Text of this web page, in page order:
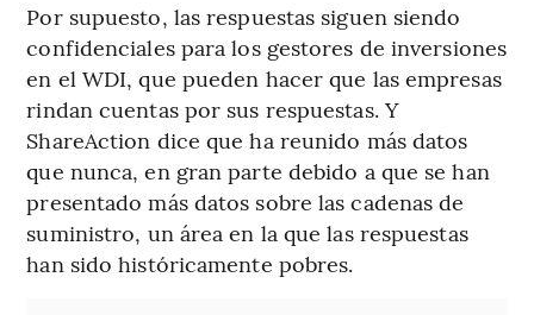
Por supuesto, las respuestas siguen siendo
confidenciales para los gestores de inversiones
en el WDI, que pueden hacer que las empresas
rindan cuentas por sus respuestas. Y
ShareAction dice que ha reunido más datos
que nunca, en gran parte debido a que se han
presentado más datos sobre las cadenas de
suministro, un área en la que las respuestas
han sido históricamente pobres.